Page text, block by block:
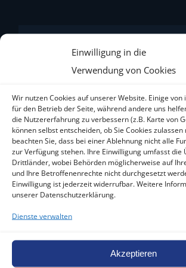
Einwilligung in die
Verwendung von Cookies
Wir nutzen Cookies auf unserer Website. Einige von
für den Betrieb der Seite, während andere uns
die Nutzererfahrung zu verbessern (z.B. Karte von
können selbst entscheiden, ob Sie Cookies
beachten Sie, dass bei einer Ablehnung nicht alle
zur Verfügung stehen. Ihre Einwilligung umfasst die
Drittländer, wobei Behörden möglicherweise auf
und Ihre Betroffenenrechte nicht durchgesetzt
Einwilligung ist jederzeit widerrufbar. Weitere
unserer Datenschutzerklärung.
Dienste verwalten
Akzeptieren